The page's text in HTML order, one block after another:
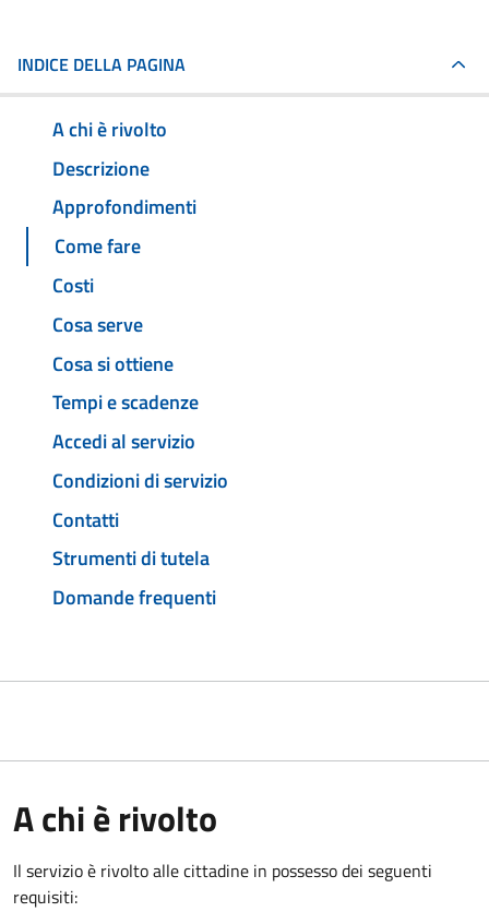
INDICE DELLA PAGINA
A chi è rivolto
Descrizione
Approfondimenti
Come fare
Costi
Cosa serve
Cosa si ottiene
Tempi e scadenze
Accedi al servizio
Condizioni di servizio
Contatti
Strumenti di tutela
Domande frequenti
A chi è rivolto
Il servizio è rivolto alle cittadine in possesso dei seguenti
requisiti: